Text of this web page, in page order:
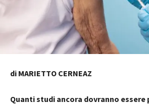
di MARIETTO CERNEAZ
Quanti studi ancora dovranno essere